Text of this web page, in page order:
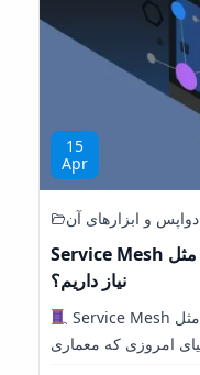
15
Apr
دواپس و ابزارهای آن
Service Mesh چیست و چرا به ابزارهایی مثل Istio
نیاز داریم؟
Service Mesh چیست و چرا به ابزارهایی مثل Istio نیاز